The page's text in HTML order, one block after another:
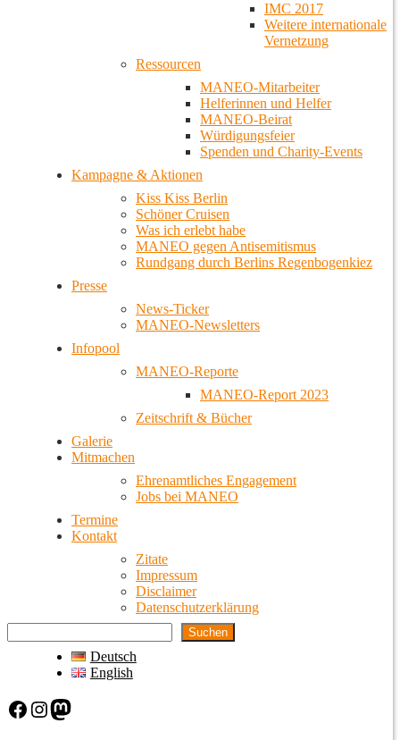
IMC 2017
Weitere internationale
Vernetzung
Ressourcen
MANEO-Mitarbeiter
Helferinnen und Helfer
MANEO-Beirat
Würdigungsfeier
Spenden und Charity-Events
Kampagne & Aktionen
Kiss Kiss Berlin
Schöner Cruisen
Was ich erlebt habe
MANEO gegen Antisemitismus
Rundgang durch Berlins Regenbogenkiez
Presse
News-Ticker
MANEO-Newsletters
Infopool
MANEO-Reporte
MANEO-Report 2023
Zeitschrift & Bücher
Galerie
Mitmachen
Ehrenamtliches Engagement
Jobs bei MANEO
Termine
Kontakt
Zitate
Impressum
Disclaimer
Datenschutzerklärung
Suchen
Deutsch
English
Facebook Instagram Mastodon